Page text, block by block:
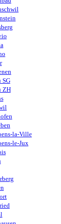
SG
ZH
la-Ville
le-Jux